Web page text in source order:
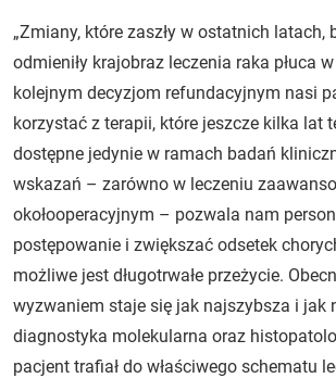
„Zmiany, które zaszły w ostatnich latach,
odmieniły krajobraz leczenia raka płuca
kolejnym decyzjom refundacyjnym nasi
korzystać z terapii, które jeszcze kilka lat
dostępne jedynie w ramach badań
wskazań – zarówno w leczeniu
okołooperacyjnym – pozwala nam
postępowanie i zwiększać odsetek
możliwe jest długotrwałe przeżycie.
wyzwaniem staje się jak najszybsza i jak
diagnostyka molekularna oraz
pacjent trafiał do właściwego schematu